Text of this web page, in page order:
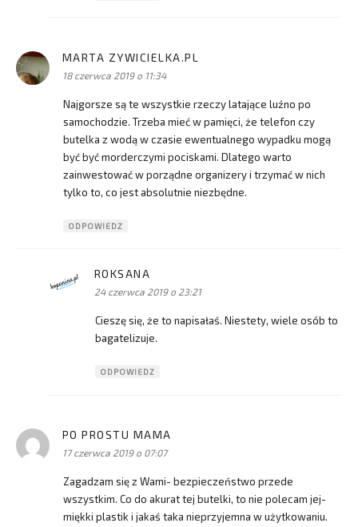
MARTA ZYWICIELKA.PL
18 czerwca 2019 o 11:34
Najgorsze są te wszystkie rzeczy latające luźno po
samochodzie. Trzeba mieć w pamięci, że telefon czy
butelka z wodą w czasie ewentualnego wypadku mogą
być być morderczymi pociskami. Dlatego warto
zainwestować w porządne organizery i trzymać w nich
tylko to, co jest absolutnie niezbędne.
ODPOWIEDZ
ROKSANA
24 czerwca 2019 o 23:21
Cieszę się, że to napisałaś. Niestety, wiele osób to
bagatelizuje.
ODPOWIEDZ
PO PROSTU MAMA
17 czerwca 2019 o 07:07
Zagadzam się z Wami- bezpieczeństwo przede
wszystkim. Co do akurat tej butelki, to nie polecam jej-
miękki plastik i jakaś taka nieprzyjemna w użytkowaniu.